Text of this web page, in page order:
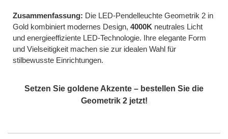
Zusammenfassung: Die LED-Pendelleuchte Geometrik 2 in
Gold kombiniert modernes Design, 4000K neutrales Licht
und energieeffiziente LED-Technologie. Ihre elegante Form
und Vielseitigkeit machen sie zur idealen Wahl für
stilbewusste Einrichtungen.
Setzen Sie goldene Akzente – bestellen Sie die
Geometrik 2 jetzt!